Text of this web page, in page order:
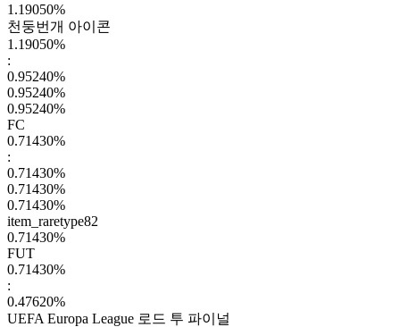
1.19050%
천둥번개 아이콘
1.19050%
:
0.95240%
0.95240%
0.95240%
FC
0.71430%
:
0.71430%
0.71430%
0.71430%
item_raretype82
0.71430%
FUT
0.71430%
:
0.47620%
UEFA Europa League 로드 투 파이널